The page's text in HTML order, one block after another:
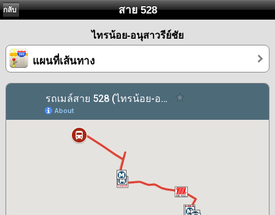
กลับ สาย 528
ไทรน้อย-อนุสาวรีย์ชัย
แผนที่เส้นทาง